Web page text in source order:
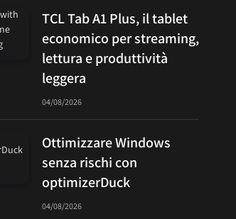
TCL Tab A1 Plus, il tablet
economico per streaming,
lettura e produttività
leggera
04/08/2026
Ottimizzare Windows
senza rischi con
optimizerDuck
04/08/2026